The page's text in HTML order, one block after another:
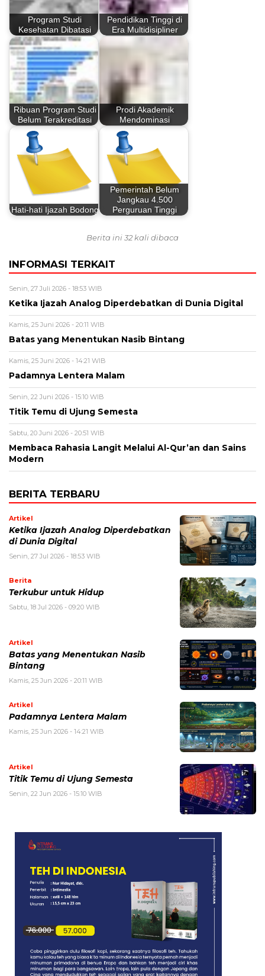
Program Studi
Kesehatan Dibatasi
Pendidikan Tinggi di
Era Multidisipliner
Ribuan Program Studi
Belum Terakreditasi
Prodi Akademik
Mendominasi
Hati-hati Ijazah Bodong
Pemerintah Belum
Jangkau 4.500
Perguruan Tinggi
Berita ini 32 kali dibaca
INFORMASI TERKAIT
Senin, 27 Juli 2026 - 18:53 WIB
Ketika Ijazah Analog Diperdebatkan di Dunia Digital
Kamis, 25 Juni 2026 - 20:11 WIB
Batas yang Menentukan Nasib Bintang
Kamis, 25 Juni 2026 - 14:21 WIB
Padamnya Lentera Malam
Senin, 22 Juni 2026 - 15:10 WIB
Titik Temu di Ujung Semesta
Sabtu, 20 Juni 2026 - 20:51 WIB
Membaca Rahasia Langit Melalui Al-Qur’an dan Sains
Modern
BERITA TERBARU
Artikel
Ketika Ijazah Analog Diperdebatkan
di Dunia Digital
Senin, 27 Jul 2026 - 18:53 WIB
Berita
Terkubur untuk Hidup
Sabtu, 18 Jul 2026 - 09:20 WIB
Artikel
Batas yang Menentukan Nasib
Bintang
Kamis, 25 Jun 2026 - 20:11 WIB
Artikel
Padamnya Lentera Malam
Kamis, 25 Jun 2026 - 14:21 WIB
Artikel
Titik Temu di Ujung Semesta
Senin, 22 Jun 2026 - 15:10 WIB